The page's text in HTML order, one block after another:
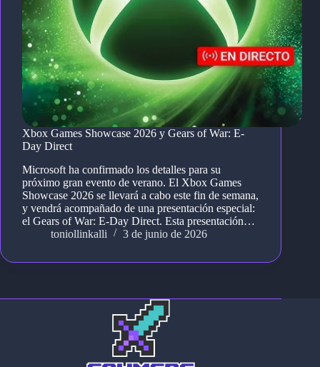
Xbox Games Showcase 2026 y Gears of War: E-
Day Direct
Microsoft ha confirmado los detalles para su
próximo gran evento de verano. El Xbox Games
Showcase 2026 se llevará a cabo este fin de semana,
y vendrá acompañado de una presentación especial:
el Gears of War: E-Day Direct. Esta presentación…
toniollinkalli
3 de junio de 2026